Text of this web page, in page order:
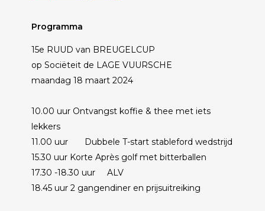
Programma
15e RUUD van BREUGELCUP
op Sociëteit de LAGE VUURSCHE
maandag 18 maart 2024
10.00 uur Ontvangst koffie & thee met iets
lekkers
11.00 uur Dubbele T-start stableford wedstrijd
15.30 uur Korte Après golf met bitterballen
17.30 -18.30 uur ALV
18.45 uur 2 gangendiner en prijsuitreiking